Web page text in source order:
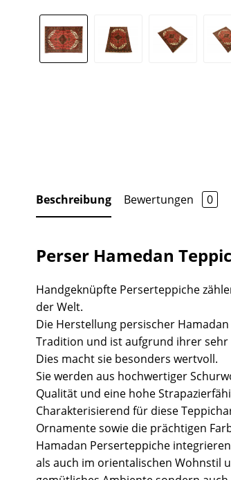
Beschreibung Bewertungen 0
Perser Hamedan
Handgeknüpfte Perserteppiche
der Welt.
Die Herstellung persischer
Tradition und ist aufgrund ihrer
Dies macht sie besonders wertvoll.
Sie werden aus hochwertiger
Qualität und eine hohe
Charakterisierend für diese
Ornamente sowie die prächtigen
Hamadan Perserteppiche
als auch im orientalischen Wohnstil